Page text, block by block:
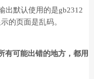
出默认使用的是gb2312
的页面是乱码。
有可能出错的地方，都用